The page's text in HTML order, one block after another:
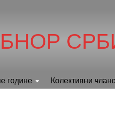
године Колективни